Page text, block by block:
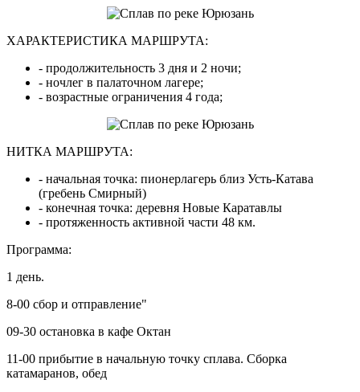
ХАРАКТЕРИСТИКА МАРШРУТА:
- продолжительность 3 дня и 2 ночи;
- ночлег в палаточном лагере;
- возрастные ограничения 4 года;
НИТКА МАРШРУТА:
- начальная точка: пионерлагерь близ Усть-Катава
(гребень Смирный)
- конечная точка: деревня Новые Каратавлы
- протяженность активной части 48 км.
Программа:
1 день.
8-00 сбор и отправление"
09-30 остановка в кафе Октан
11-00 прибытие в начальную точку сплава. Сборка
катамаранов, обед